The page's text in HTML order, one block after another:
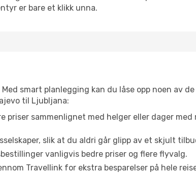
er bare et klikk unna.
smart planlegging kan du låse opp noen av
til Ljubljana:
priser sammenlignet med helger eller dager med
slik at du aldri går glipp av et skjult
vanligvis bedre priser og flere flyvalg.
Travellink for ekstra besparelser på hele